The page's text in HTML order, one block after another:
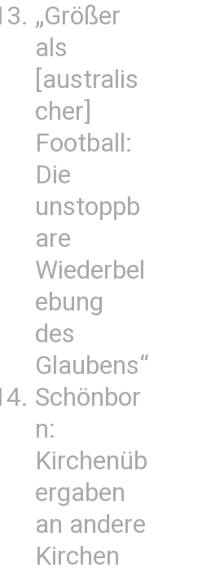
„Größer
als
[australis
cher]
Football:
Die
unstoppb
are
Wiederbel
ebung
des
Glaubens“
Schönbor
n:
Kirchenüb
ergaben
an andere
Kirchen